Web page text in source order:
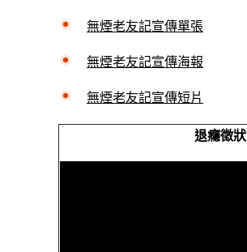
無煙老友記宣傳單張
無煙老友記宣傳海報
無煙老友記宣傳短片
退癮徵狀